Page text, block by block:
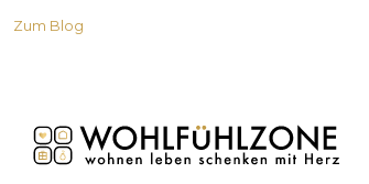
Zum Blog